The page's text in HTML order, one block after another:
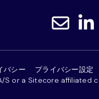
or a Sitecore affiliated
バシー プライバシー設定